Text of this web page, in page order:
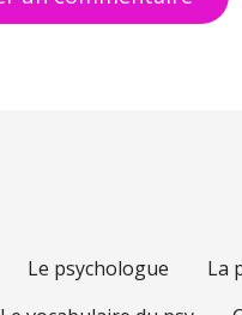
Le psychologue
La